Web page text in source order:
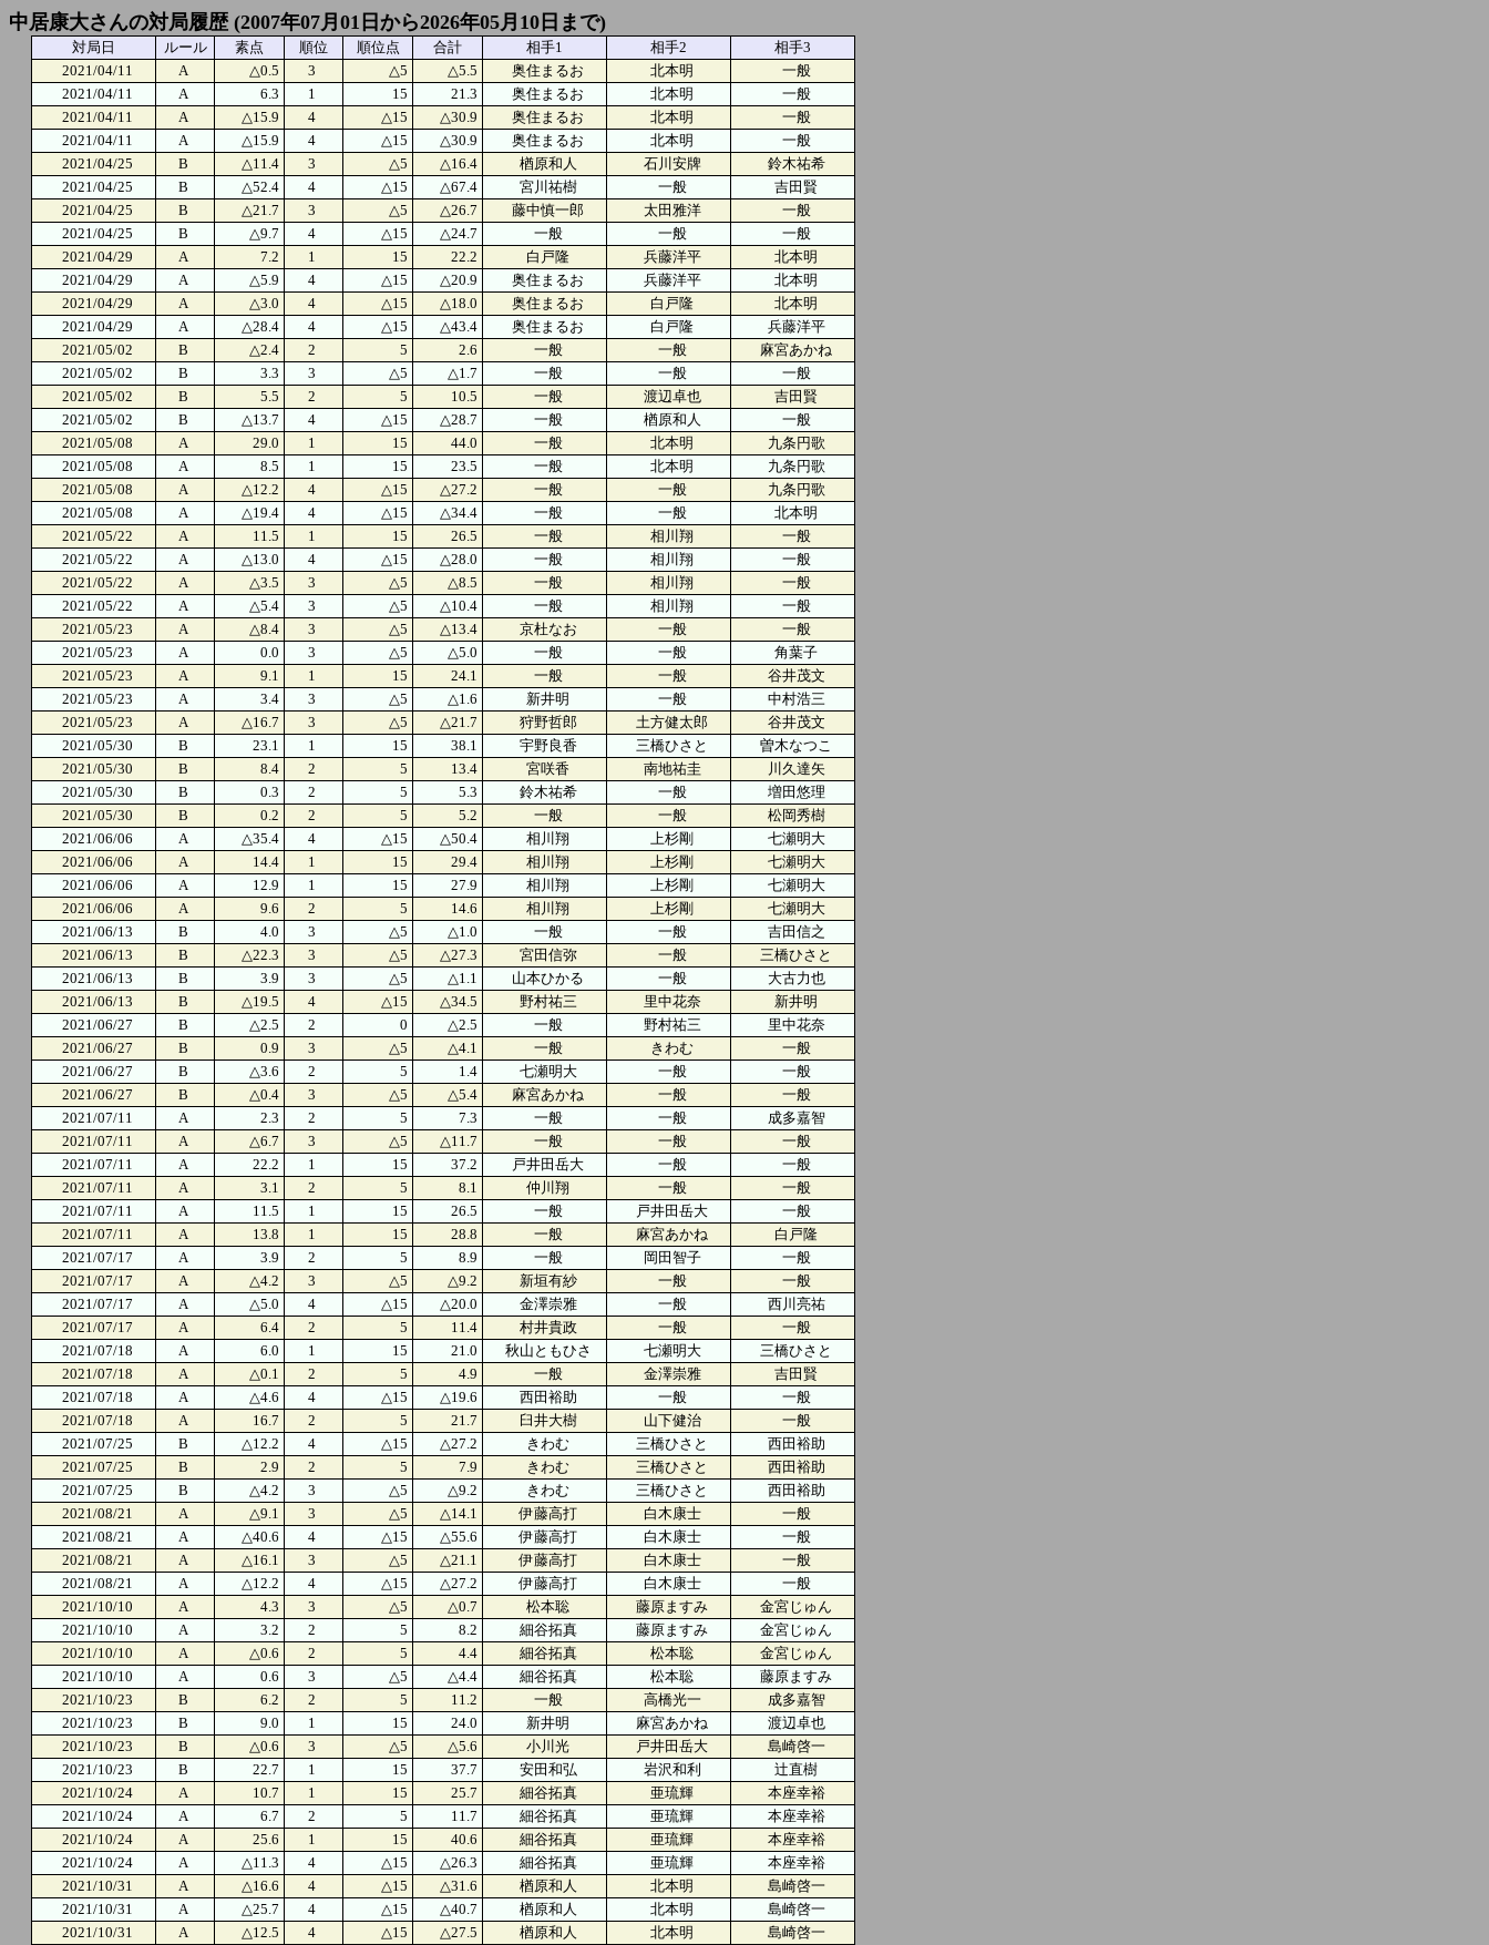
中居康大さんの対局履歴 (2007年07月01日から2026年05月10日まで)
対局日 ルール 素点 順位 順位点 合計 相手1 相手2
相手3
2021/04/11
A △0.5 3 △5 △5.5 奥住まるお 北本明
一般
2021/04/11
A 6.3 1 15 21.3 奥住まるお 北本明
一般
2021/04/11
A △15.9 4 △15 △30.9 奥住まるお 北本明
一般
2021/04/11
A △15.9 4 △15 △30.9 奥住まるお 北本明
一般
2021/04/25
B △11.4 3 △5 △16.4 楢原和人 石川安牌
鈴木祐希
2021/04/25
B △52.4 4 △15 △67.4 宮川祐樹 一般
吉田賢
2021/04/25
B △21.7 3 △5 △26.7 藤中慎一郎 太田雅洋
一般
2021/04/25
B △9.7 4 △15 △24.7 一般 一般
一般
2021/04/29
A 7.2 1 15 22.2 白戸隆 兵藤洋平
北本明
2021/04/29
A △5.9 4 △15 △20.9 奥住まるお 兵藤洋平
北本明
2021/04/29
A △3.0 4 △15 △18.0 奥住まるお 白戸隆
北本明
2021/04/29
A △28.4 4 △15 △43.4 奥住まるお 白戸隆
兵藤洋平
2021/05/02
B △2.4 2 5 2.6 一般 一般
麻宮あかね
2021/05/02
B 3.3 3 △5 △1.7 一般 一般
一般
2021/05/02
B 5.5 2 5 10.5 一般 渡辺卓也
吉田賢
2021/05/02
B △13.7 4 △15 △28.7 一般 楢原和人
一般
2021/05/08
A 29.0 1 15 44.0 一般 北本明
九条円歌
2021/05/08
A 8.5 1 15 23.5 一般 北本明
九条円歌
2021/05/08
A △12.2 4 △15 △27.2 一般 一般
九条円歌
2021/05/08
A △19.4 4 △15 △34.4 一般 一般
北本明
2021/05/22
A 11.5 1 15 26.5 一般 相川翔
一般
2021/05/22
A △13.0 4 △15 △28.0 一般 相川翔
一般
2021/05/22
A △3.5 3 △5 △8.5 一般 相川翔
一般
2021/05/22
A △5.4 3 △5 △10.4 一般 相川翔
一般
2021/05/23
A △8.4 3 △5 △13.4 京杜なお 一般
一般
2021/05/23
A 0.0 3 △5 △5.0 一般 一般
角葉子
2021/05/23
A 9.1 1 15 24.1 一般 一般
谷井茂文
2021/05/23
A 3.4 3 △5 △1.6 新井明 一般
中村浩三
2021/05/23
A △16.7 3 △5 △21.7 狩野哲郎 土方健太郎
谷井茂文
2021/05/30
B 23.1 1 15 38.1 宇野良香 三橋ひさと
曽木なつこ
2021/05/30
B 8.4 2 5 13.4 宮咲香 南地祐圭
川久達矢
2021/05/30
B 0.3 2 5 5.3 鈴木祐希 一般
増田悠理
2021/05/30
B 0.2 2 5 5.2 一般 一般
松岡秀樹
2021/06/06
A △35.4 4 △15 △50.4 相川翔 上杉剛
七瀬明大
2021/06/06
A 14.4 1 15 29.4 相川翔 上杉剛
七瀬明大
2021/06/06
A 12.9 1 15 27.9 相川翔 上杉剛
七瀬明大
2021/06/06
A 9.6 2 5 14.6 相川翔 上杉剛
七瀬明大
2021/06/13
B 4.0 3 △5 △1.0 一般 一般
吉田信之
2021/06/13
B △22.3 3 △5 △27.3 宮田信弥 一般
三橋ひさと
2021/06/13
B 3.9 3 △5 △1.1 山本ひかる 一般
大古力也
2021/06/13
B △19.5 4 △15 △34.5 野村祐三 里中花奈
新井明
2021/06/27
B △2.5 2 0 △2.5 一般 野村祐三
里中花奈
2021/06/27
B 0.9 3 △5 △4.1 一般 きわむ
一般
2021/06/27
B △3.6 2 5 1.4 七瀬明大 一般
一般
2021/06/27
B △0.4 3 △5 △5.4 麻宮あかね 一般
一般
2021/07/11
A 2.3 2 5 7.3 一般 一般
成多嘉智
2021/07/11
A △6.7 3 △5 △11.7 一般 一般
一般
2021/07/11
A 22.2 1 15 37.2 戸井田岳大 一般
一般
2021/07/11
A 3.1 2 5 8.1 仲川翔 一般
一般
2021/07/11
A 11.5 1 15 26.5 一般 戸井田岳大
一般
2021/07/11
A 13.8 1 15 28.8 一般 麻宮あかね
白戸隆
2021/07/17
A 3.9 2 5 8.9 一般 岡田智子
一般
2021/07/17
A △4.2 3 △5 △9.2 新垣有紗 一般
一般
2021/07/17
A △5.0 4 △15 △20.0 金澤崇雅 一般
西川亮祐
2021/07/17
A 6.4 2 5 11.4 村井貴政 一般
一般
2021/07/18
A 6.0 1 15 21.0 秋山ともひさ 七瀬明大
三橋ひさと
2021/07/18
A △0.1 2 5 4.9 一般 金澤崇雅
吉田賢
2021/07/18
A △4.6 4 △15 △19.6 西田裕助 一般
一般
2021/07/18
A 16.7 2 5 21.7 臼井大樹 山下健治
一般
2021/07/25
B △12.2 4 △15 △27.2 きわむ 三橋ひさと
西田裕助
2021/07/25
B 2.9 2 5 7.9 きわむ 三橋ひさと
西田裕助
2021/07/25
B △4.2 3 △5 △9.2 きわむ 三橋ひさと
西田裕助
2021/08/21
A △9.1 3 △5 △14.1 伊藤高打 白木康士
一般
2021/08/21
A △40.6 4 △15 △55.6 伊藤高打 白木康士
一般
2021/08/21
A △16.1 3 △5 △21.1 伊藤高打 白木康士
一般
2021/08/21
A △12.2 4 △15 △27.2 伊藤高打 白木康士
一般
2021/10/10
A 4.3 3 △5 △0.7 松本聡 藤原ますみ
金宮じゅん
2021/10/10
A 3.2 2 5 8.2 細谷拓真 藤原ますみ
金宮じゅん
2021/10/10
A △0.6 2 5 4.4 細谷拓真 松本聡
金宮じゅん
2021/10/10
A 0.6 3 △5 △4.4 細谷拓真 松本聡
藤原ますみ
2021/10/23
B 6.2 2 5 11.2 一般 高橋光一
成多嘉智
2021/10/23
B 9.0 1 15 24.0 新井明 麻宮あかね
渡辺卓也
2021/10/23
B △0.6 3 △5 △5.6 小川光 戸井田岳大
島崎啓一
2021/10/23
B 22.7 1 15 37.7 安田和弘 岩沢和利
辻直樹
2021/10/24
A 10.7 1 15 25.7 細谷拓真 亜琉輝
本座幸裕
2021/10/24
A 6.7 2 5 11.7 細谷拓真 亜琉輝
本座幸裕
2021/10/24
A 25.6 1 15 40.6 細谷拓真 亜琉輝
本座幸裕
2021/10/24
A △11.3 4 △15 △26.3 細谷拓真 亜琉輝
本座幸裕
2021/10/31
A △16.6 4 △15 △31.6 楢原和人 北本明
島崎啓一
2021/10/31
A △25.7 4 △15 △40.7 楢原和人 北本明
島崎啓一
2021/10/31
A △12.5 4 △15 △27.5 楢原和人 北本明
島崎啓一